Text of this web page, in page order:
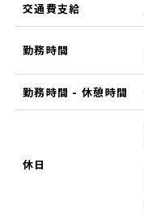
交通費支給
勤務時間
勤務時間 - 休憩時間
休日